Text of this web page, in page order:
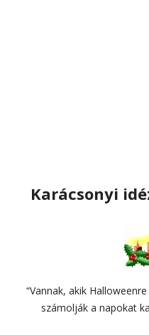
Karácsonyi
“Vannak, akik
számolják a napokat